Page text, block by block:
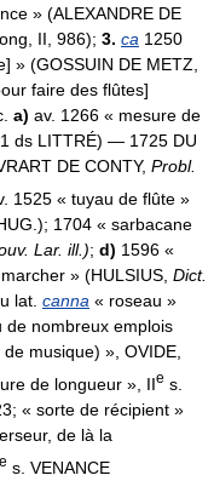
» (ALEXANDRE DE
II, 986); 3. ca 1250
» (GOSSUIN DE METZ,
faire des flûtes]
a) av. 1266 « mesure de
ds LITTRÉ) — 1725 DU
DE CONTY, Probl.
1525 « tuyau de flûte »
1704 « sarbacane
Lar. ill.); d) 1596 «
» (HULSIUS, Dict.
lat. canna « roseau »
de nombreux emplois
musique) », OVIDE,
de longueur », IIe s.
« sorte de récipient »
de là la
e s. VENANCE